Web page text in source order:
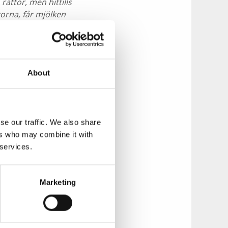
About
our traffic. We also share
who may combine it with
Marketing
får mjölken
är den enda art
inte bara en
till exempel
alla på
går från vägen